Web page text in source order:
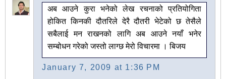
अब आउने कुरा भनेको लेख रचनाको प्रतियोगिता
होकित किनकी दौतरिले देरै दौतरी भेटेको छ तेसैले
सबैलाई मन राखनको लागि अब आउने नयाँ भनेर
सम्बोधन गरेको जस्तो लाग्छ मेरो विचारमा । बिजय
January 7, 2009 at 1:36 PM